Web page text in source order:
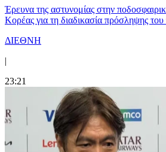
Έρευνα της αστυνομίας στην
Κορέας για τη διαδικασία πρόσληψης
ΔΙΕΘΝΗ
|
23:21